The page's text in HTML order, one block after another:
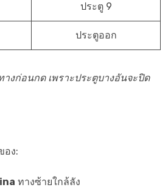
ประตู 9
ประตูออก
งก่อนกด เพราะประตูบางอันจะปิด
อง:
ทางซ้ายใกล้ลัง